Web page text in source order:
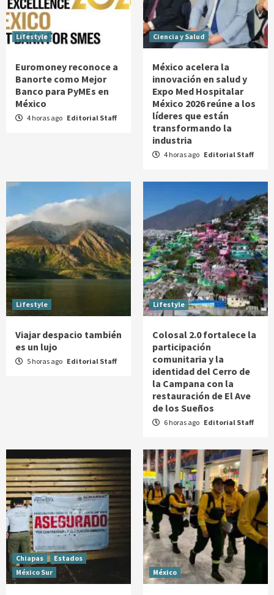
Lifestyle
Euromoney reconoce a
Banorte como Mejor
Banco para PyMEs en
México
4 horas ago Editorial Staff
Ciencia y Salud
México acelera la
innovación en salud y
Expo Med Hospitalar
México 2026 reúne a los
líderes que están
transformando la
industria
4 horas ago Editorial Staff
Lifestyle
Viajar despacio también
es un lujo
5 horas ago Editorial Staff
Lifestyle
Colosal 2.0 fortalece la
participación
comunitaria y la
identidad del Cerro de
la Campana con la
restauración de El Ave
de los Sueños
6 horas ago Editorial Staff
Chiapas
Estados
México Sur
México